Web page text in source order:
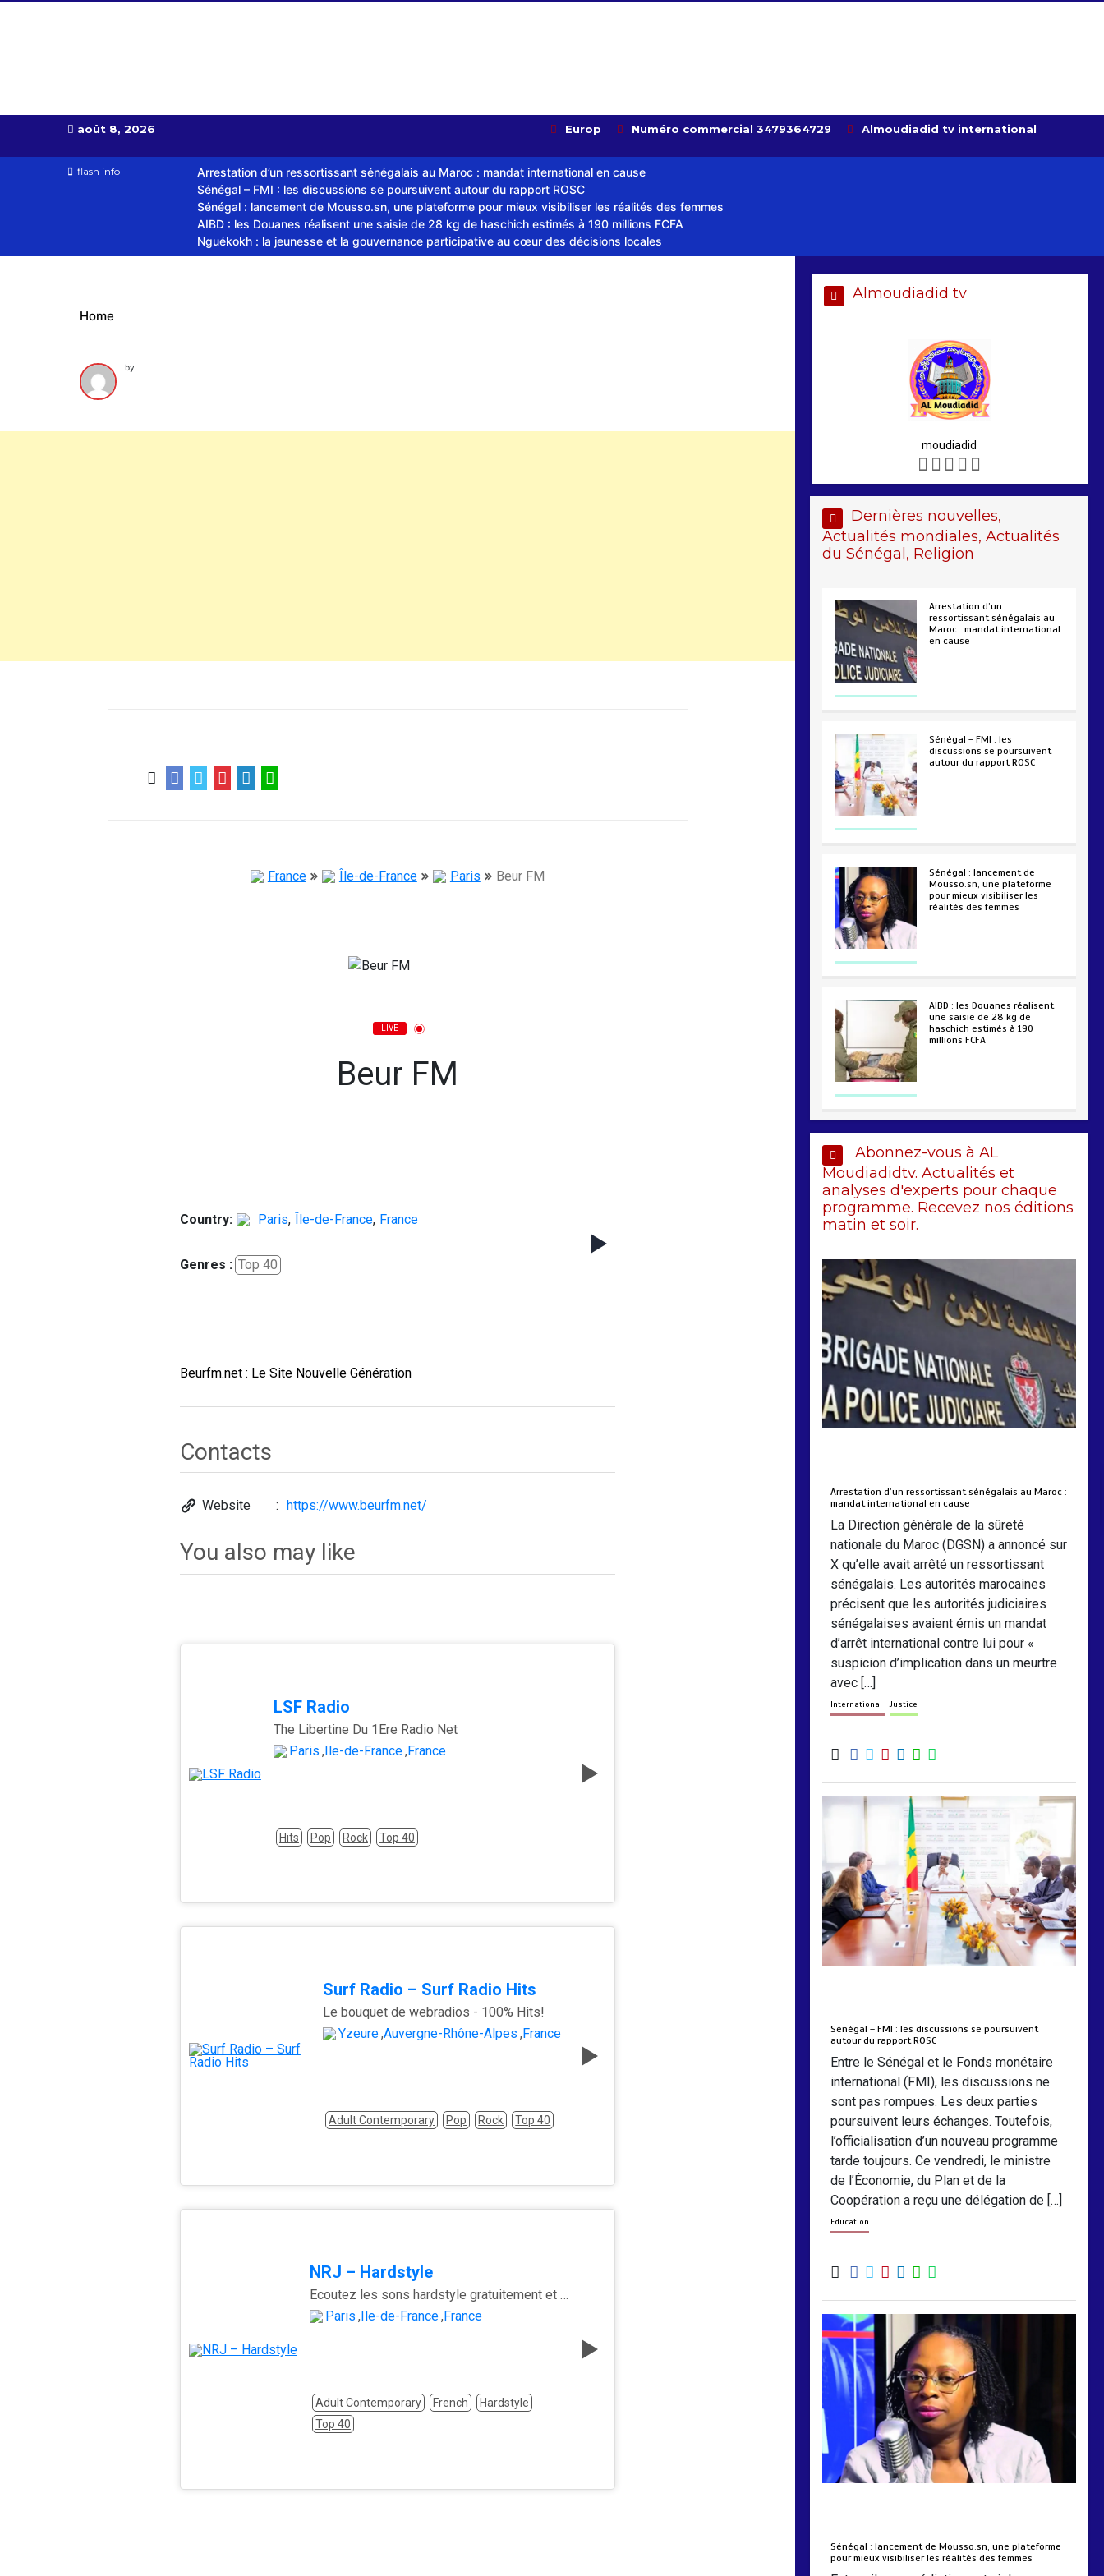
août 8, 2026 Europ Numéro commercial 3479364729 Almoudiadid tv international
flash info
Arrestation d’un ressortissant sénégalais au Maroc : mandat international en cause
Sénégal – FMI : les discussions se poursuivent autour du rapport ROSC
Sénégal : lancement de Mousso.sn, une plateforme pour mieux visibiliser les réalités des femmes
AIBD : les Douanes réalisent une saisie de 28 kg de haschich estimés à 190 millions FCFA
Nguékokh : la jeunesse et la gouvernance participative au cœur des décisions locales
Home
by
France Île-de-France Paris Beur FM
LIVE
Beur FM
Country: Paris, Île-de-France, France
Genres : Top 40
Beurfm.net : Le Site Nouvelle Génération
Contacts
Website https://www.beurfm.net/
You also may like
LSF Radio
The Libertine Du 1Ere Radio Net
Paris ,Île-de-France,France
Hits Pop Rock Top 40
Surf Radio – Surf Radio Hits
Le bouquet de webradios - 100% Hits!
Yzeure,Auvergne-Rhône-Alpes ,France
Adult Contemporary Pop Rock Top 40
NRJ – Hardstyle
Ecoutez les sons hardstyle gratuitement et en illimité !
Paris ,Île-de-France,France
Adult Contemporary French
Hardstyle
Top 40
Almoudiadid tv
moudiadid
Dernières nouvelles,
Actualités mondiales, Actualités
du Sénégal, Religion
Arrestation d’un
ressortissant sénégalais au
Maroc : mandat international
en cause
Sénégal – FMI : les
discussions se poursuivent
autour du rapport ROSC
Sénégal : lancement de
Mousso.sn, une plateforme
pour mieux visibiliser les
réalités des femmes
AIBD : les Douanes réalisent
une saisie de 28 kg de
haschich estimés à 190
millions FCFA
Abonnez-vous à AL
Moudiadidtv. Actualités et
analyses d'experts pour chaque
programme. Recevez nos éditions
matin et soir.
Arrestation d’un ressortissant sénégalais au Maroc :
mandat international en cause
La Direction générale de la sûreté
nationale du Maroc (DGSN) a annoncé sur
X qu’elle avait arrêté un ressortissant
sénégalais. Les autorités marocaines
précisent que les autorités judiciaires
sénégalaises avaient émis un mandat
d’arrêt international contre lui pour «
suspicion d’implication dans un meurtre
avec […]
International Justice
Sénégal – FMI : les discussions se poursuivent
autour du rapport ROSC
Entre le Sénégal et le Fonds monétaire
international (FMI), les discussions ne
sont pas rompues. Les deux parties
poursuivent leurs échanges. Toutefois,
l’officialisation d’un nouveau programme
tarde toujours. Ce vendredi, le ministre
de l’Économie, du Plan et de la
Coopération a reçu une délégation de […]
Education
Sénégal : lancement de Mousso.sn, une plateforme
pour mieux visibiliser les réalités des femmes